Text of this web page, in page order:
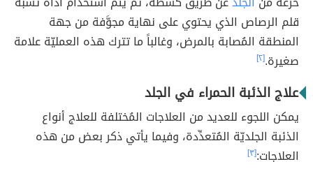
قلم الرصاص الذي يحتوي على نهاية مجوَّفة من جهة
المنطقة المُصابة بالمرض، وغالباً ما تترك هذه العمليّة علامة
صغيرة.[٢]
علاج الذئبة الحمراء في الجلد
يمكن اللجوء للعديد من العلاجات المُختلفة للعلاج أنواع
الذئبة الجلديّة المُتعدِّدة، وفيما يأتي ذكر بعض من هذه
العلاجات:[٣]